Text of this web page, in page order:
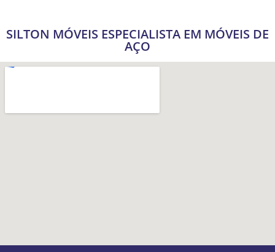
SILTON MÓVEIS ESPECIALISTA EM MÓVEIS DE
AÇO